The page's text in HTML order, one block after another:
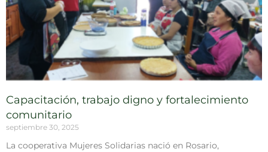
Capacitación, trabajo digno y fortalecimiento
comunitario
septiembre 30, 2025
La cooperativa Mujeres Solidarias nació en Rosario,